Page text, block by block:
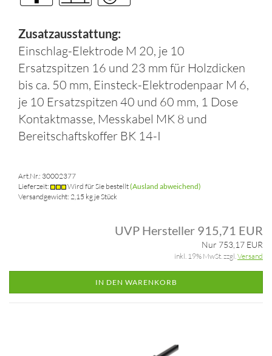
Zusatzausstattung:
Einschlag-Elektrode M 20, je 10
Ersatzspitzen 16 und 23 mm für Holzdicken
bis ca. 50 mm, Einsteck-Elektrodenpaar M 6,
je 10 Ersatzspitzen 40 und 60 mm, 1 Dose
Kontaktmasse, Messkabel MK 8 und
Bereitschaftskoffer BK 14-I
Art.Nr.: 30002377
Lieferzeit:
Wird für Sie bestellt(Ausland abweichend)
Versandgewicht: 2,15 kg je Stück
UVP Hersteller 915,71 EUR
Nur 753,17 EUR
inkl. 19% MwSt. zzgl. Versand
IN DEN WARENKORB